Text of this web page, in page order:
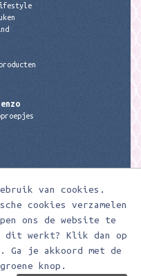
van cookies.
cookies verzamelen
ons de website te
dit werkt? Klik dan op
Ga je akkoord met de
knop.
36